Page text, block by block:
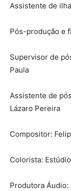
Assistente de
Pós-produção e
Supervisor de
Paula
Assistente de
Lázaro Pereira
Compositor:
Colorista:
Produtora Áudio: